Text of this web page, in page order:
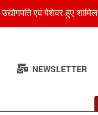
एवं पेशेवर हुए शामिल
ऋचा घोष की फिफ्टी बेकार
बैडमिंटन प्रतियोगिता
NEWSLETTER